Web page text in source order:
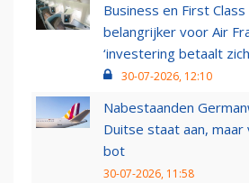
Business en First
belangrijker voor Air
‘investering betaalt
30-07-2026, 12:10
Nabestaanden
Duitse staat aan, maar
bot
30-07-2026, 11:58